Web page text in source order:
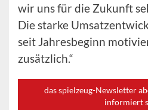
wir uns für die Zukunft
Die starke
seit Jahresbeginn
zusätzlich.“
das spielzeug-Newsletter
informiert